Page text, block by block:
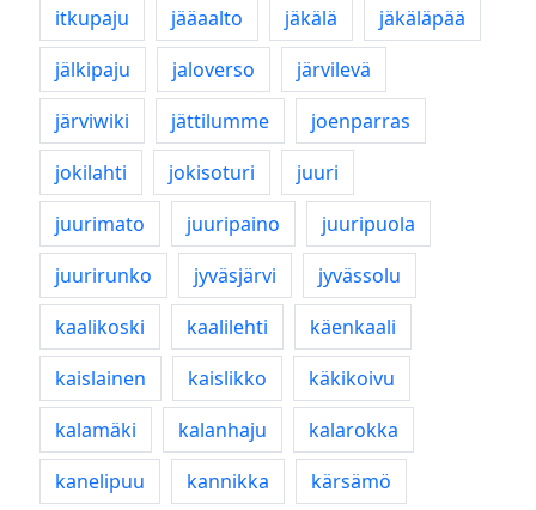
itkupaju
jääaalto jäkälä
jäkäläpää
jälkipaju
jaloverso
järvilevä
järviwiki
jättilumme
joenparras
jokilahti
jokisoturi
juuri
juurimato
juuripaino
juuripuola
juurirunko
jyväsjärvi
jyvässolu
kaalikoski
kaalilehti
käenkaali
kaislainen
kaislikko
käkikoivu
kalamäki
kalanhaju
kalarokka
kanelipuu
kannikka
kärsämö